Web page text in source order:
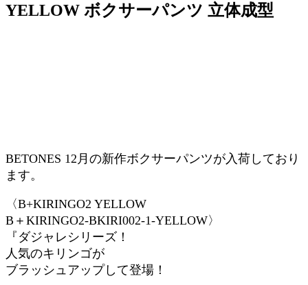
YELLOW ボクサーパンツ 立体成型
BETONES 12月の新作ボクサーパンツが入荷しており
ます。
〈B+KIRINGO2 YELLOW
B＋KIRINGO2-BKIRI002-1-YELLOW〉
『ダジャレシリーズ！
人気のキリンゴが
ブラッシュアップして登場！